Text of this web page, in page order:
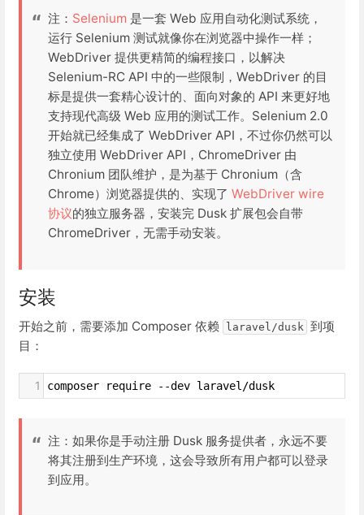
注： Selenium 是一套 Web 应用自动化测试系统，
运行 Selenium 测试就像你在浏览器中操作一样；
WebDriver 提供更精简的编程接口，以解决
Selenium-RC API 中的一些限制，WebDriver 的目
标是提供一套精心设计的、面向对象的 API 来更好地
支持现代高级 Web 应用的测试工作。Selenium 2.0
开始就已经集成了 WebDriver API，不过你仍然可以
独立使用 WebDriver API，ChromeDriver 由
Chronium 团队维护，是为基于 Chronium（含
Chrome）浏览器提供的、实现了 WebDriver wire
协议的独立服务器，安装完 Dusk 扩展包会自带
ChromeDriver，无需手动安装。
安装
开始之前，需要添加 Composer 依赖 laravel/dusk 到项
目：
1 composer require --dev laravel/dusk
注：如果你是手动注册 Dusk 服务提供者，永远不要
将其注册到生产环境，这会导致所有用户都可以登录
到应用。